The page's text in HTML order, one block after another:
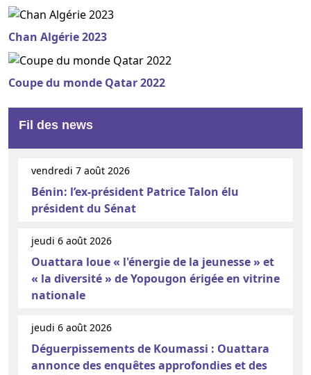
Chan Algérie 2023
Coupe du monde Qatar 2022
Fil des news
vendredi 7 août 2026
Bénin: l’ex-président Patrice Talon élu
président du Sénat
jeudi 6 août 2026
Ouattara loue « l'énergie de la jeunesse » et
« la diversité » de Yopougon érigée en vitrine
nationale
jeudi 6 août 2026
Déguerpissements de Koumassi : Ouattara
annonce des enquêtes approfondies et des